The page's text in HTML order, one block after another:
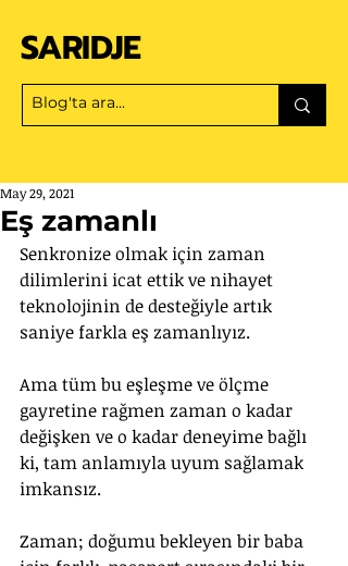
SARIDJE
Eş zamanlı
May 29, 2021
Senkronize olmak için zaman
dilimlerini icat ettik ve nihayet
teknolojinin de desteğiyle artık
saniye farkla eş zamanlıyız.
Ama tüm bu eşleşme ve ölçme
gayretine rağmen zaman o kadar
değişken ve o kadar deneyime bağlı
ki, tam anlamıyla uyum sağlamak
imkansız.
Zaman; doğumu bekleyen bir baba